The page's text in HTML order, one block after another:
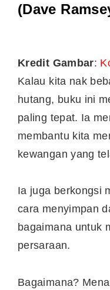
(Dave
Kredit Gambar:
Kalau kita nak
hutang, buku ini
paling tepat. Ia
membantu kita
kewangan yang
Ia juga berkongsi
cara menyimpan
bagaimana untuk
persaraan.
Bagaimana?